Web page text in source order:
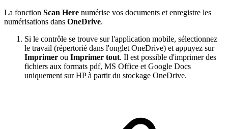
La fonction Scan Here numérise vos documents et enregistre les
numérisations dans OneDrive.
Si le contrôle se trouve sur l'application mobile, sélectionnez
le travail (répertorié dans l'onglet OneDrive) et appuyez sur
Imprimer ou Imprimer tout. Il est possible d'imprimer des
fichiers aux formats pdf, MS Office et Google Docs
uniquement sur HP à partir du stockage OneDrive.